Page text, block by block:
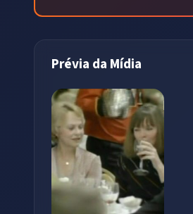
Prévia da Mídia